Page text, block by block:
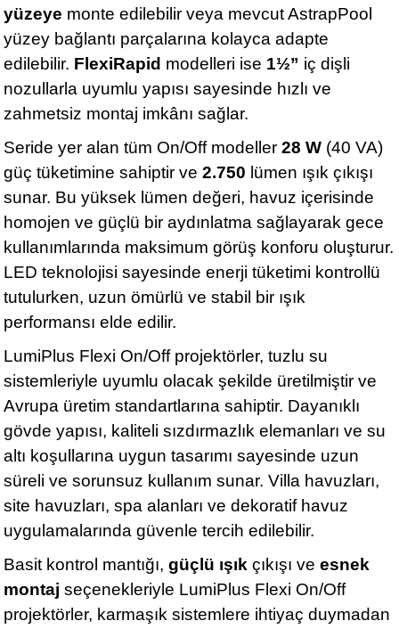
yüzeye monte edilebilir veya mevcut AstrapPool
yüzey bağlantı parçalarına kolayca adapte
edilebilir. FlexiRapid modelleri ise 1½” iç dişli
nozullarla uyumlu yapısı sayesinde hızlı ve
zahmetsiz montaj imkânı sağlar.
Seride yer alan tüm On/Off modeller 28 W (40 VA)
güç tüketimine sahiptir ve 2.750 lümen ışık çıkışı
sunar. Bu yüksek lümen değeri, havuz içerisinde
homojen ve güçlü bir aydınlatma sağlayarak gece
kullanımlarında maksimum görüş konforu oluşturur.
LED teknolojisi sayesinde enerji tüketimi kontrollü
tutulurken, uzun ömürlü ve stabil bir ışık
performansı elde edilir.
LumiPlus Flexi On/Off projektörler, tuzlu su
sistemleriyle uyumlu olacak şekilde üretilmiştir ve
Avrupa üretim standartlarına sahiptir. Dayanıklı
gövde yapısı, kaliteli sızdırmazlık elemanları ve su
altı koşullarına uygun tasarımı sayesinde uzun
süreli ve sorunsuz kullanım sunar. Villa havuzları,
site havuzları, spa alanları ve dekoratif havuz
uygulamalarında güvenle tercih edilebilir.
Basit kontrol mantığı, güçlü ışık çıkışı ve esnek
montaj seçenekleriyle LumiPlus Flexi On/Off
projektörler, karmaşık sistemlere ihtiyaç duymadan